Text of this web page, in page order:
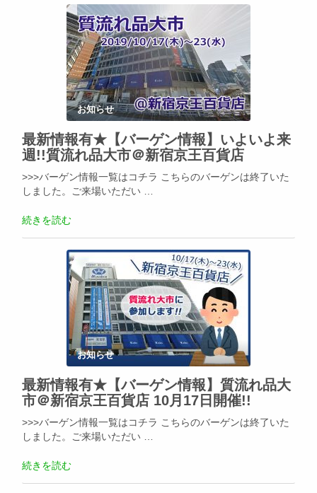
お知らせ
最新情報有★【バーゲン情報】いよいよ来
週!!質流れ品大市＠新宿京王百貨店
>>>バーゲン情報一覧はコチラ こちらのバーゲンは終了いた
しました。ご来場いただい …
続きを読む
お知らせ
最新情報有★【バーゲン情報】質流れ品大
市＠新宿京王百貨店 10月17日開催!!
>>>バーゲン情報一覧はコチラ こちらのバーゲンは終了いた
しました。ご来場いただい …
続きを読む